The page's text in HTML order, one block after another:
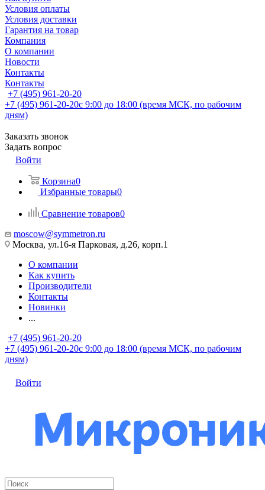
Условия оплаты
Условия доставки
Гарантия на товар
Компания
О компании
Новости
Контакты
Контакты
+7 (495) 961-20-20
+7 (495) 961-20-20с 9:00 до 18:00 (время МСК, по рабочим
дням)
Заказать звонок
Задать вопрос
Войти
Корзина0
Избранные товары0
Сравнение товаров0
moscow@symmetron.ru
Москва, ул.16-я Парковая, д.26, корп.1
О компании
Как купить
Производители
Контакты
Новинки
...
+7 (495) 961-20-20
+7 (495) 961-20-20с 9:00 до 18:00 (время МСК, по рабочим
дням)
Войти